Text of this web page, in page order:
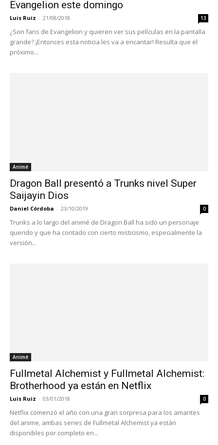
Evangelion este domingo
Luis Ruiz - 21/08/2018 13
¿Son fans de Evangelion y quieren ver sus películas en la pantalla
grande? ¡Entonces esta noticia les va a encantar! Resulta que el
próximo...
Animé
Dragon Ball presentó a Trunks nivel Super
Saijayin Dios
Daniel Córdoba - 23/10/2019 0
Trunks a lo largo del animé de Dragon Ball ha sido un personaje
querido y que ha contado con cierto misticismo, especialmente la
versión...
Animé
Fullmetal Alchemist y Fullmetal Alchemist:
Brotherhood ya están en Netflix
Luis Ruiz - 03/01/2018 0
Netflix comenzó el año con una gran sorpresa para los amantes
del anime, ambas series de Fullmetal Alchemist ya están
disponibles por completo en...